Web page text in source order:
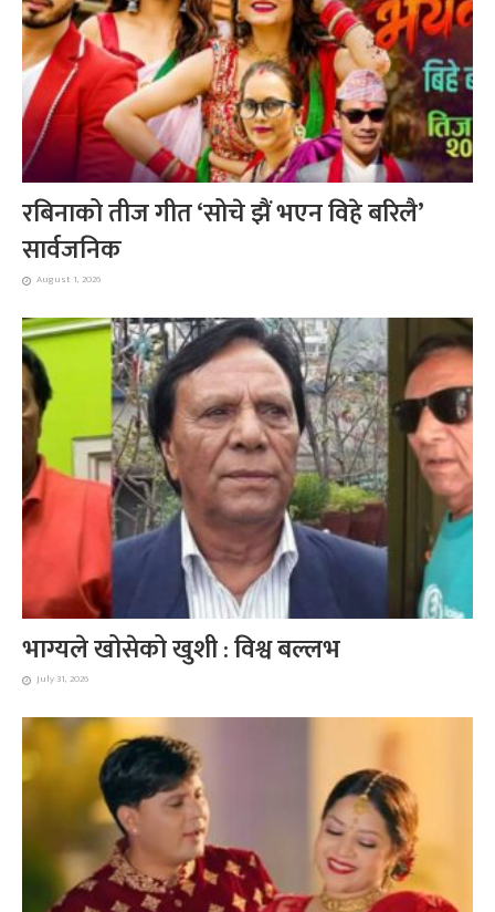
रबिनाको तीज गीत ‘सोचे झैं भएन विहे बरिलै’
सार्वजनिक
August 1, 2026
भाग्यले खोसेको खुशी : विश्व बल्लभ
July 31, 2026